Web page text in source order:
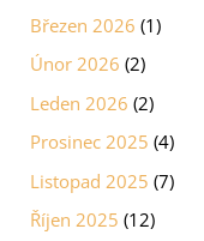
Březen 2026 (1)
Únor 2026 (2)
Leden 2026 (2)
Prosinec 2025 (4)
Listopad 2025 (7)
Říjen 2025 (12)